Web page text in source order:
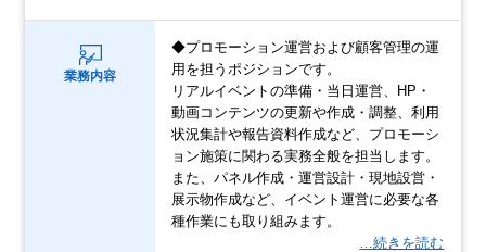
業務内容
◆プロモーション運営および顧客管理の運
用を担うポジションです。
リアルイベントの準備・当日運営、HP・
動画コンテンツの更新や作成・調整、利用
状況集計や報告資料作成など、プロモーシ
ョン施策に関わる実務全般を担当します。
また、パネル作成・運営設計・現地設営・
展示物作成など、イベント運営に必要な各
種作業にも取り組みます。
…続きを読む